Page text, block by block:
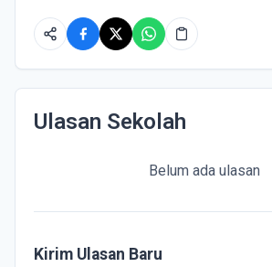
Ulasan Sekolah
Belum ada ulasan
Kirim Ulasan Baru